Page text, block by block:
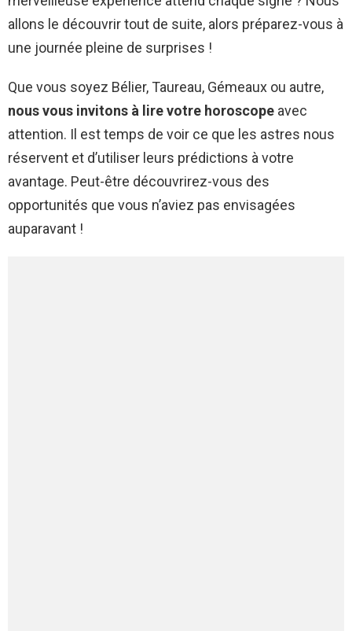
allons le découvrir tout de suite, alors préparez-vous à
une journée pleine de surprises !
Que vous soyez Bélier, Taureau, Gémeaux ou autre,
nous vous invitons à lire votre horoscope avec
attention. Il est temps de voir ce que les astres nous
réservent et d’utiliser leurs prédictions à votre
avantage. Peut-être découvrirez-vous des
opportunités que vous n’aviez pas envisagées
auparavant !